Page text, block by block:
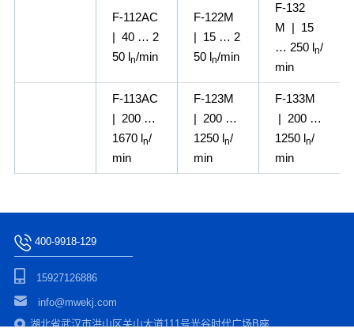
F-112AC
| 40 … 2
50 ln/min
F-122M
| 15 … 2
50 ln/min
F-132
M | 15
… 250 ln/
min
F-113AC
| 200 …
1670 ln/
min
F-123M
| 200 …
1250 ln/
min
F-133M
| 200 …
1250 ln/
min
400-9918-129
15927126886
info@mwekj.com
湖北省武汉市洪山区关山大道111号光谷时代广场B座